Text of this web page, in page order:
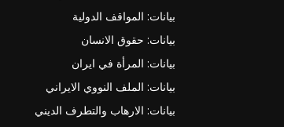
بيانات: المواقف الدولية
بيانات: حقوق الانسان
بيانات: المرأة في ايران
بيانات: الملف النووي الايراني
بيانات: الارهاب والتطرف الديني